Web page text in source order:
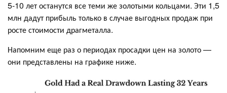
5-10 лет останутся все теми же золотыми кольцами. Эти 1,5
млн дадут прибыль только в случае выгодных продаж при
росте стоимости драгметалла.
Напомним еще раз о периодах просадки цен на золото —
они представлены на графике ниже.